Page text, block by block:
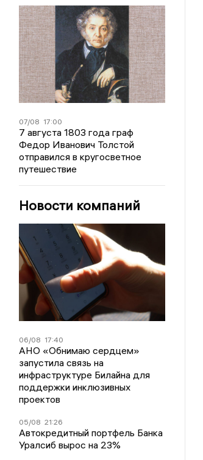
07/08 17:00
7 августа 1803 года граф
Федор Иванович Толстой
отправился в кругосветное
путешествие
Новости компаний
06/08 17:40
АНО «Обнимаю сердцем»
запустила связь на
инфраструктуре Билайна для
поддержки инклюзивных
проектов
05/08 21:26
Автокредитный портфель Банка
Уралсиб вырос на 23%